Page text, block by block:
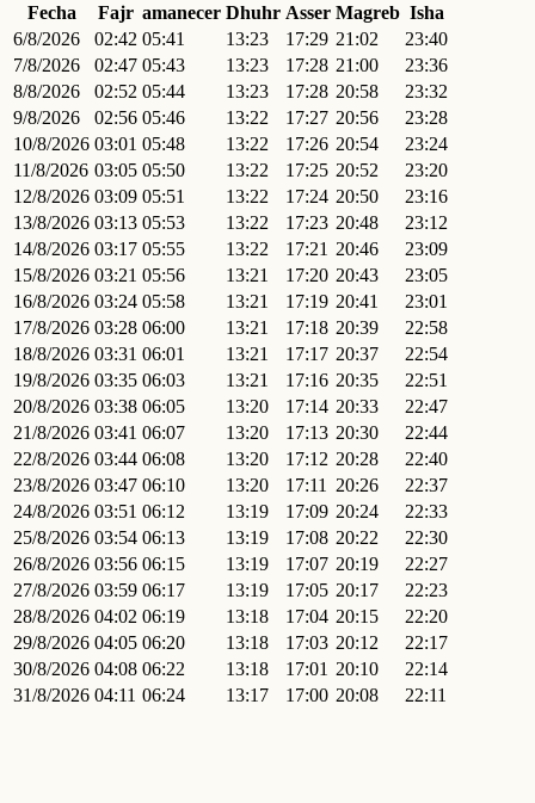
Fecha Fajr amanecer Dhuhr Asser Magreb Isha
6/8/2026
02:42 05:41 13:23 17:29 21:02
23:40
7/8/2026
02:47 05:43 13:23 17:28 21:00
23:36
8/8/2026
02:52 05:44 13:23 17:28 20:58
23:32
9/8/2026
02:56 05:46 13:22 17:27 20:56
23:28
10/8/2026 03:01 05:48 13:22 17:26 20:54
23:24
11/8/2026 03:05 05:50 13:22 17:25 20:52
23:20
12/8/2026 03:09 05:51 13:22 17:24 20:50
23:16
13/8/2026 03:13 05:53 13:22 17:23 20:48
23:12
14/8/2026 03:17 05:55 13:22 17:21 20:46
23:09
15/8/2026 03:21 05:56 13:21 17:20 20:43
23:05
16/8/2026 03:24 05:58 13:21 17:19 20:41
23:01
17/8/2026 03:28 06:00 13:21 17:18 20:39
22:58
18/8/2026 03:31 06:01 13:21 17:17 20:37
22:54
19/8/2026 03:35 06:03 13:21 17:16 20:35
22:51
20/8/2026 03:38 06:05 13:20 17:14 20:33
22:47
21/8/2026 03:41 06:07 13:20 17:13 20:30
22:44
22/8/2026 03:44 06:08 13:20 17:12 20:28
22:40
23/8/2026 03:47 06:10 13:20 17:11 20:26
22:37
24/8/2026 03:51 06:12 13:19 17:09 20:24
22:33
25/8/2026 03:54 06:13 13:19 17:08 20:22
22:30
26/8/2026 03:56 06:15 13:19 17:07 20:19
22:27
27/8/2026 03:59 06:17 13:19 17:05 20:17
22:23
28/8/2026 04:02 06:19 13:18 17:04 20:15
22:20
29/8/2026 04:05 06:20 13:18 17:03 20:12
22:17
30/8/2026 04:08 06:22 13:18 17:01 20:10
22:14
31/8/2026 04:11 06:24 13:17 17:00 20:08 22:11